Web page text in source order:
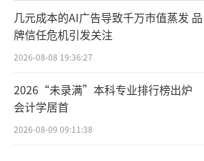
几元成本的AI广告导致千万市值蒸发 品
牌信任危机引发关注
2026-08-08 19:36:27
2026“未录满”本科专业排行榜出炉
会计学居首
2026-08-09 09:11:38